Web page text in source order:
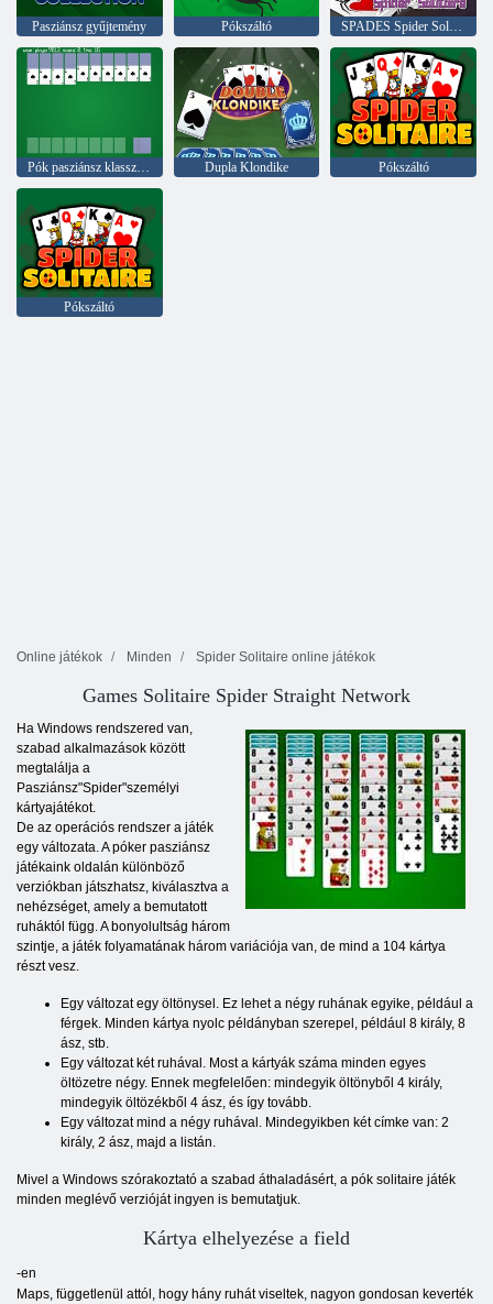
Pasziánsz gyűjtemény Pókszáltó SPADES Spider Solitaire
Dupla Klondike Pókszáltó
Pókszáltó
Online játékok Minden Spider Solitaire online játékok
Games Solitaire Spider Straight Network
Ha Windows rendszered van,
szabad alkalmazások között
megtalálja a
Pasziánsz"Spider"személyi
kártyajátékot.
De az operációs rendszer a játék
egy változata. A póker pasziánsz
játékaink oldalán különböző
verziókban játszhatsz, kiválasztva a
nehézséget, amely a bemutatott
ruháktól függ. A bonyolultság három
szintje, a játék folyamatának három variációja van, de mind a 104 kártya
részt vesz.
Egy változat egy öltönysel. Ez lehet a négy ruhának egyike, például a
férgek. Minden kártya nyolc példányban szerepel, például 8 király, 8
ász, stb.
Egy változat két ruhával. Most a kártyák száma minden egyes
öltözetre négy. Ennek megfelelően: mindegyik öltönyből 4 király,
mindegyik öltözékből 4 ász, és így tovább.
Egy változat mind a négy ruhával. Mindegyikben két címke van: 2
király, 2 ász, majd a listán.
Mivel a Windows szórakoztató a szabad áthaladásért, a pók solitaire játék
minden meglévő verzióját ingyen is bemutatjuk.
Kártya elhelyezése a field
-en
Maps, függetlenül attól, hogy hány ruhát viseltek, nagyon gondosan keverték